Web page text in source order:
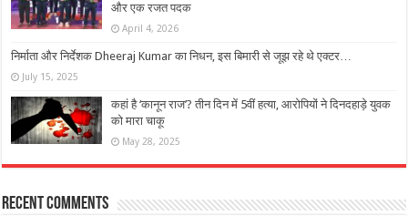
और एक रजत पदक
April 4, 2026
निर्माता और निर्देशक Dheeraj Kumar का निधन, इस बिमारी से जूझ रहे थे एक्टर…
July 15, 2025
कहां है ‘कानून राज’? तीन दिन में 5वीं हत्या, आरोपियों ने दिनदहाड़े युवक
को मारा चाकू
May 28, 2025
Recent Comments